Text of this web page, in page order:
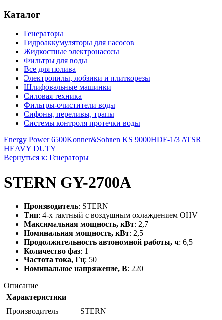
Каталог
Генераторы
Гидроаккумуляторы для насосов
Жидкостные электронасосы
Фильтры для воды
Все для полива
Электропилы, лобзики и плиткорезы
Шлифовальные машинки
Силовая техника
Фильтры-очистители воды
Сифоны, переливы, трапы
Системы контроля протечки воды
Energy Power 6500Konner&Sohnen KS 9000HDE-1/3 ATSR
HEAVY DUTY
Вернуться к: Генераторы
STERN GY-2700A
Производитель: STERN
Тип: 4-х тактный с воздушным охлаждением OHV
Максимальная мощность, кВт: 2,7
Номинальная мощность, кВт: 2,5
Продолжительность автономной работы, ч: 6,5
Количество фаз: 1
Частота тока, Гц: 50
Номинальное напряжение, В: 220
Описание
Характеристики
Производитель
STERN